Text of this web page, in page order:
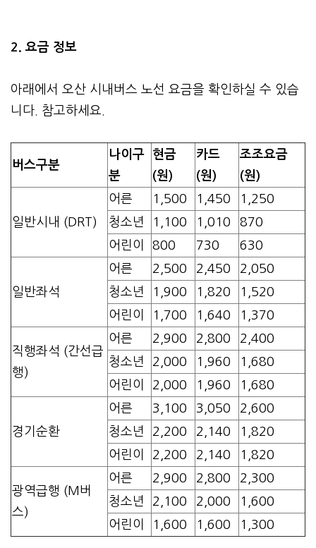
2. 요금 정보
아래에서 오산 시내버스 노선 요금을 확인하실 수 있습
니다. 참고하세요.
버스구분
나이구
분
현금
(원)
카드
(원)
조조요금
(원)
일반시내 (DRT)
어른 1,500 1,450
1,250
청소년
1,100 1,010
870
어린이
800 730 630
일반좌석
어른 2,500 2,450
2,050
청소년
1,900 1,820
1,520
어린이
1,700 1,640 1,370
직행좌석 (간선급
행)
어른 2,900 2,800
2,400
청소년
2,000 1,960
1,680
어린이
2,000 1,960 1,680
경기순환
어른 3,100 3,050
2,600
청소년
2,200 2,140
1,820
어린이
2,200 2,140 1,820
광역급행 (M버
스)
어른 2,900 2,800
2,300
청소년
2,100 2,000
1,600
어린이
1,600 1,600 1,300